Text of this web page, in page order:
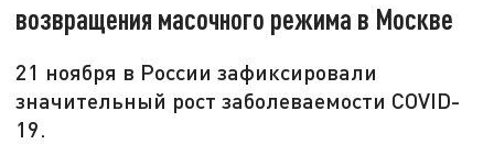
возвращения масочного режима в Москве
21 ноября в России зафиксировали
значительный рост заболеваемости COVID-
19.